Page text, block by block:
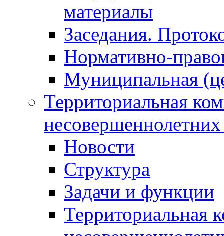
материалы
Заседания.
Нормативно-
Муниципальная
Территориальная
Новости
Структура
Задачи и функции
Территориальная